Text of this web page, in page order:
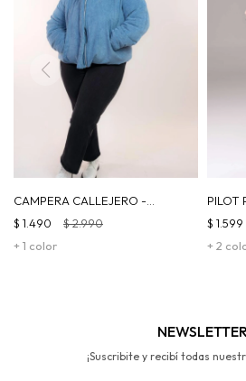
CAMPERA CALLEJERO -
CELESTE
+ 1 color
$ 1.490 $2.990
PILOT
+ 2
$ 1.599
¡Suscribite y recibí todas